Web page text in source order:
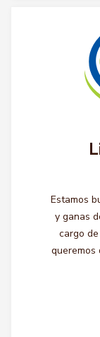
Estamos
y ganas
cargo de
queremos